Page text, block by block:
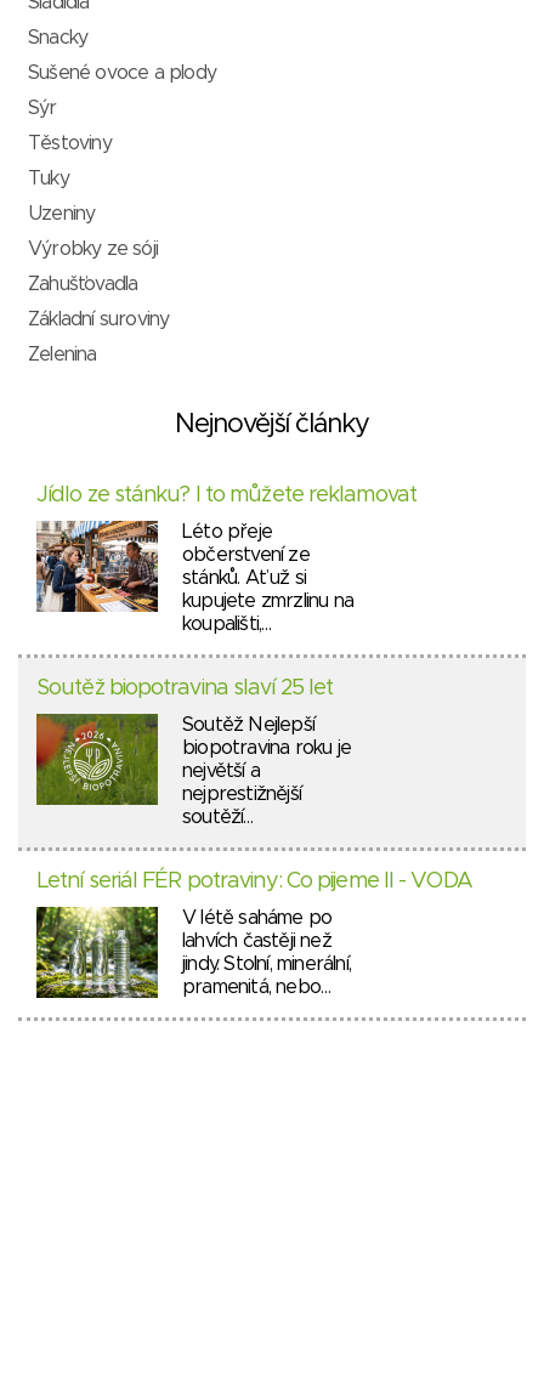
Snacky
Sušené ovoce a plody
Sýr
Těstoviny
Tuky
Uzeniny
Výrobky ze sóji
Zahušťovadla
Základní suroviny
Zelenina
Nejnovější články
Jídlo ze stánku? I to můžete reklamovat
Léto přeje
občerstvení ze
stánků. Ať už si
kupujete zmrzlinu na
koupališti,…
Soutěž biopotravina slaví 25 let
Soutěž Nejlepší
biopotravina roku je
největší a
nejprestižnější
soutěží…
Letní seriál FÉR potraviny: Co pijeme II - VODA
V létě saháme po
lahvích častěji než
jindy. Stolní, minerální,
pramenitá, nebo…